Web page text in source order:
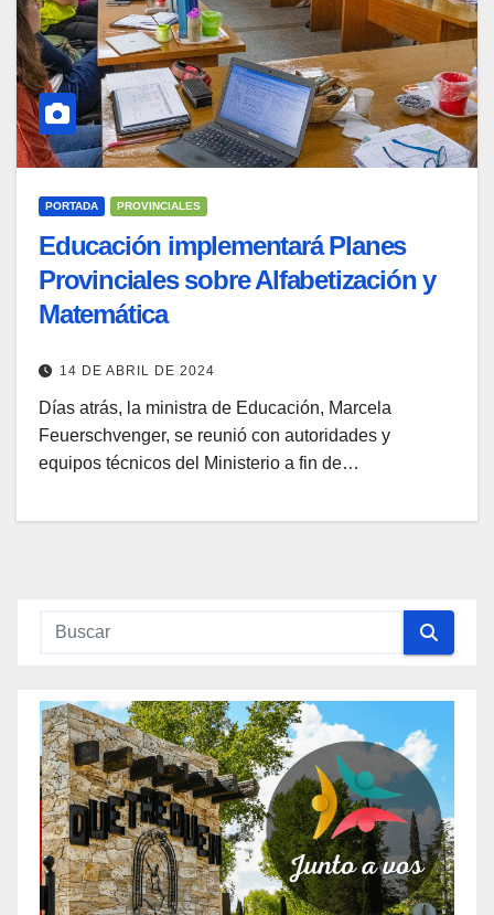
PORTADA PROVINCIALES
Educación implementará Planes
Provinciales sobre Alfabetización y
Matemática
14 DE ABRIL DE 2024
Días atrás, la ministra de Educación, Marcela
Feuerschvenger, se reunió con autoridades y
equipos técnicos del Ministerio a fin de…